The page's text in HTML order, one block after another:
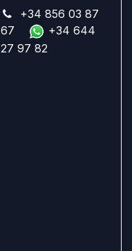
+34 856 03 87
67
+34 644
27 97 82